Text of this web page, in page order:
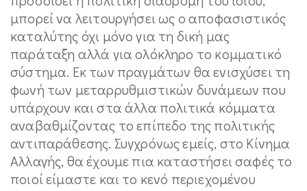
μπορεί να λειτουργήσει ως ο αποφασιστικός
καταλύτης όχι μόνο για τη δική μας
παράταξη αλλά για ολόκληρο το κομματικό
σύστημα. Εκ των πραγμάτων θα ενισχύσει τη
φωνή των μεταρρυθμιστικών δυνάμεων που
υπάρχουν και στα άλλα πολιτικά κόμματα
αναβαθμίζοντας το επίπεδο της πολιτικής
αντιπαράθεσης. Συγχρόνως εμείς, στο Κίνημα
Αλλαγής, θα έχουμε πια καταστήσει σαφές το
ποιοί είμαστε και το κενό περιεχομένου